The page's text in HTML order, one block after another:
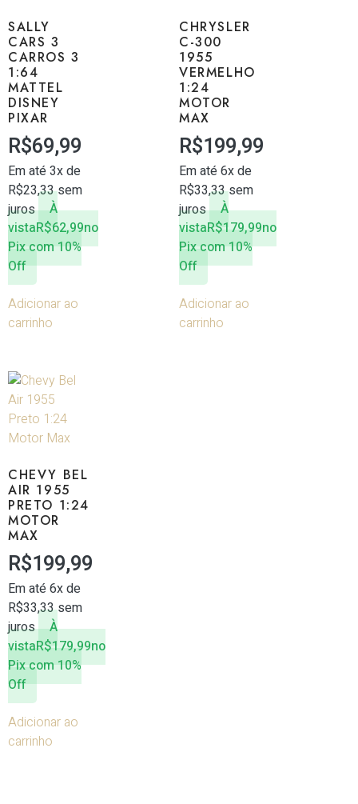
SALLY
CARS 3
CARROS 3
1:64
MATTEL
DISNEY
PIXAR
R$69,99
Em até 3x de
R$23,33sem
juros
À
vistaR$62,99no
Pix com 10%
Off
Adicionar ao
carrinho
CHRYSLER
C-300
1955
VERMELHO
1:24
MOTOR
MAX
R$199,99
Em até 6x de
R$33,33sem
juros
À
vistaR$179,99no
Pix com 10%
Off
Adicionar ao
carrinho
CHEVY BEL
AIR 1955
PRETO 1:24
MOTOR
MAX
R$199,99
Em até 6x de
R$33,33sem
juros
À
vistaR$179,99no
Pix com 10%
Off
Adicionar ao
carrinho